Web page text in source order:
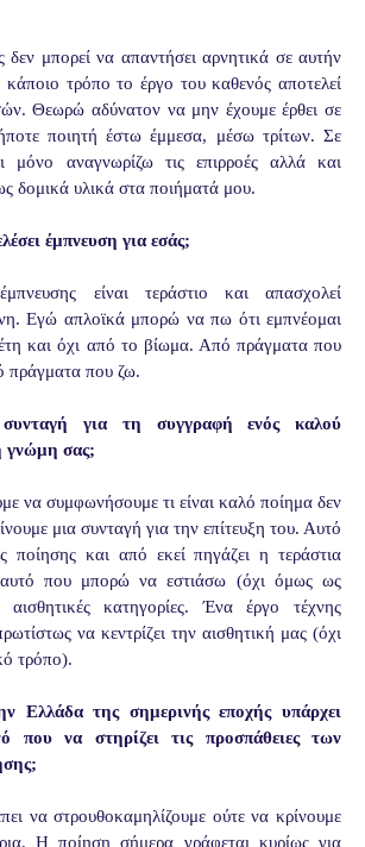
δεν μπορεί να απαντήσει αρνητικά σε αυτήν
τρόπο το έργο του καθενός αποτελεί
Θεωρώ αδύνατον να μην έχουμε έρθει σε
ποιητή έστω έμμεσα, μέσω τρίτων. Σε
μόνο αναγνωρίζω τις επιρροές αλλά και
δομικά υλικά στα ποιήματά μου.
έμπνευση για εσάς;
είναι τεράστιο και απασχολεί
Εγώ απλοϊκά μπορώ να πω ότι εμπνέομαι
και όχι από το βίωμα. Από πράγματα που
πράγματα που ζω.
για τη συγγραφή ενός καλού
γνώμη σας;
να συμφωνήσουμε τι είναι καλό ποίημα δεν
μια συνταγή για την επίτευξη του. Αυτό
ποίησης και από εκεί πηγάζει η τεράστια
που μπορώ να εστιάσω (όχι όμως ως
αισθητικές κατηγορίες. Ένα έργο τέχνης
να κεντρίζει την αισθητική μας (όχι
τρόπο).
Ελλάδα της σημερινής εποχής υπάρχει
που να στηρίζει τις προσπάθειες των
να στρουθοκαμηλίζουμε ούτε να κρίνουμε
Η ποίηση σήμερα γράφεται κυρίως για